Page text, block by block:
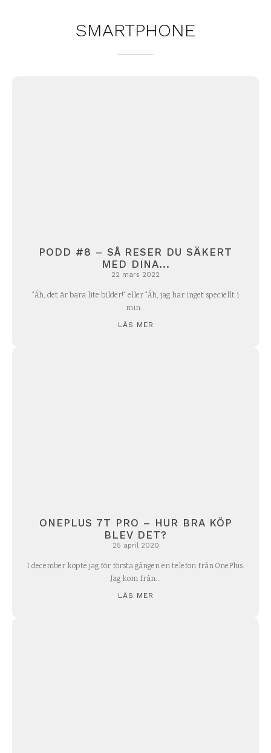
SMARTPHONE
PODD #8 – SÅ RESER DU SÄKERT
MED DINA...
22 mars 2022
"Äh, det är bara lite bilder!" eller "Äh, jag har inget speciellt i
min...
LÄS MER
ONEPLUS 7T PRO – HUR BRA KÖP
BLEV DET?
25 april 2020
I december köpte jag för första gången en telefon från OnePlus.
Jag kom från...
LÄS MER